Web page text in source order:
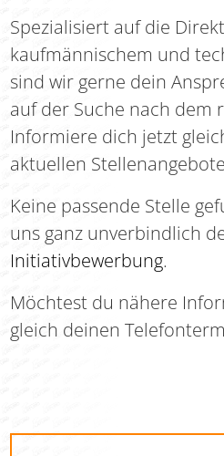
Spezialisiert auf die
kaufmännischem und
sind wir gerne dein
auf der Suche nach dem
Informiere dich jetzt
aktuellen
Keine passende Stelle
uns ganz unverbindlich
Initiativbewerbung.
Möchtest du nähere
gleich deinen